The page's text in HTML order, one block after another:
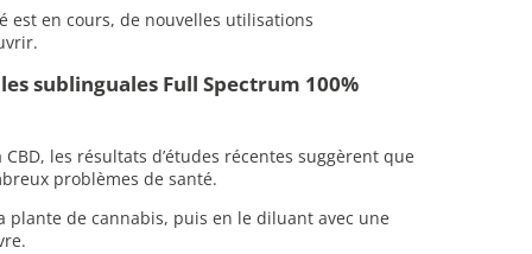
est en cours, de nouvelles utilisations
sublinguales Full Spectrum 100%
les résultats d’études récentes suggèrent que
problèmes de santé.
plante de cannabis, puis en le diluant avec une